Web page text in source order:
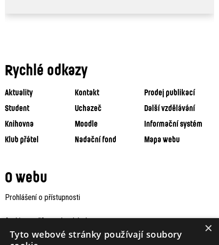
Rychlé odkazy
Aktuality Kontakt
Prodej publikací
Student
Uchazeč
Další vzdělávání
Knihovna
Moodle
Informační systém
Klub přátel
Nadační fond Mapa webu
O webu
Prohlášení o přístupnosti
Archiv staršího webu Jaboku ×
Tyto webové stránky používají soubory